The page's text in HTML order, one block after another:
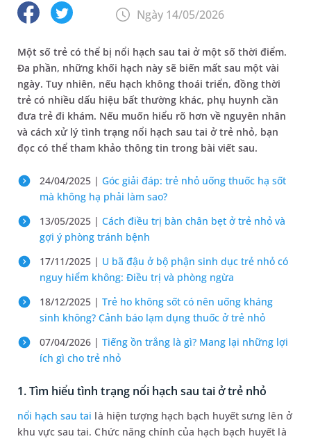
Ngày 14/05/2026
Một số trẻ có thể bị nổi hạch sau tai ở một số thời điểm.
Đa phần, những khối hạch này sẽ biến mất sau một vài
ngày. Tuy nhiên, nếu hạch không thoái triển, đồng thời
trẻ có nhiều dấu hiệu bất thường khác, phụ huynh cần
đưa trẻ đi khám. Nếu muốn hiểu rõ hơn về nguyên nhân
và cách xử lý tình trạng nổi hạch sau tai ở trẻ nhỏ, bạn
đọc có thể tham khảo thông tin trong bài viết sau.
24/04/2025 | Góc giải đáp: trẻ nhỏ uống thuốc hạ sốt
mà không hạ phải làm sao​?
13/05/2025 | Cách điều trị bàn chân bẹt ở trẻ nhỏ và
gợi ý phòng tránh bệnh
17/11/2025 | U bã đậu ở bộ phận sinh dục trẻ nhỏ có
nguy hiểm không: Điều trị và phòng ngừa
18/12/2025 | Trẻ ho không sốt có nên uống kháng
sinh không? Cảnh báo lạm dụng thuốc ở trẻ nhỏ
07/04/2026 | Tiếng ồn trắng là gì? Mang lại những lợi
ích gì cho trẻ nhỏ
1. Tìm hiểu tình trạng nổi hạch sau tai ở trẻ nhỏ
nổi hạch sau tai là hiện tượng hạch bạch huyết sưng lên ở
khu vực sau tai. Chức năng chính của hạch bạch huyết là